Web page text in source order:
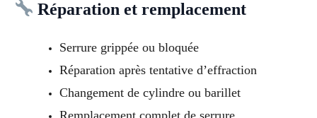
Réparation et remplacement
Serrure grippée ou bloquée
Réparation après tentative d’effraction
Changement de cylindre ou barillet
Remplacement complet de serrure